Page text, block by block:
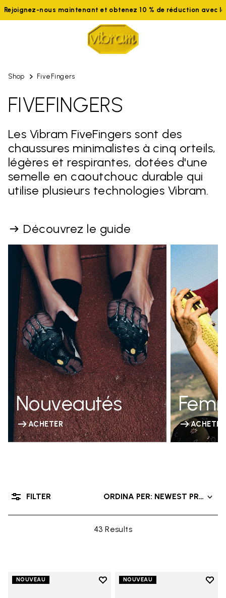
nous maintenant et obtenez 10 % de réduction avec le code
Shop FiveFingers
FIVEFINGERS
Les Vibram FiveFingers sont des
chaussures minimalistes à cinq orteils,
légères et respirantes, dotées d'une
semelle en caoutchouc durable qui
utilise plusieurs technologies Vibram.
Découvrez le guide
Nouveautés
ACHETER ACHETER
43 Results
ORDINA PER: NEWEST
FILTER
NOUVEAU
Add to wishlist
NOUVEAU
Add